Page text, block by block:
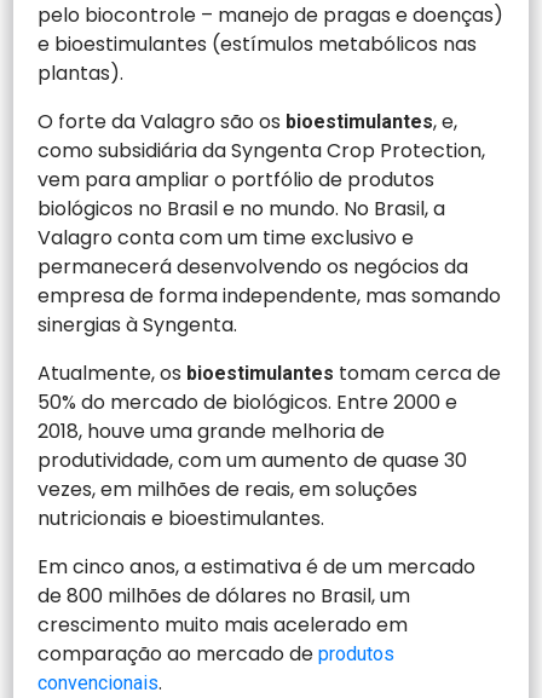
pelo biocontrole – manejo de pragas e doenças)
e bioestimulantes (estímulos metabólicos nas
plantas).
O forte da Valagro são os bioestimulantes, e,
como subsidiária da Syngenta Crop Protection,
vem para ampliar o portfólio de produtos
biológicos no Brasil e no mundo. No Brasil, a
Valagro conta com um time exclusivo e
permanecerá desenvolvendo os negócios da
empresa de forma independente, mas somando
sinergias à Syngenta.
Atualmente, os bioestimulantes tomam cerca de
50% do mercado de biológicos. Entre 2000 e
2018, houve uma grande melhoria de
produtividade, com um aumento de quase 30
vezes, em milhões de reais, em soluções
nutricionais e bioestimulantes.
Em cinco anos, a estimativa é de um mercado
de 800 milhões de dólares no Brasil, um
crescimento muito mais acelerado em
comparação ao mercado deprodutos
convencionais.